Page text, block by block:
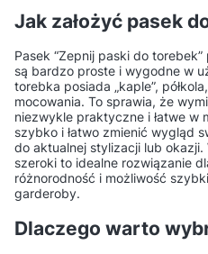
wypłowiałym butom z
zamszu?
Czy można stosować
kosmetyki do skóry na
meble i kurtki?
Czym różni się taśma
Jak założyć pasek
Pasek “Zepnij paski do
są bardzo proste i wygodne w
torebka posiada „kaple”,
mocowania. To sprawia, że
niezwykle praktyczne i łatwe w
szybko i łatwo zmienić wygląd
do aktualnej stylizacji lub
szeroki to idealne rozwiązanie
różnorodność i możliwość
garderoby.
Dlaczego warto